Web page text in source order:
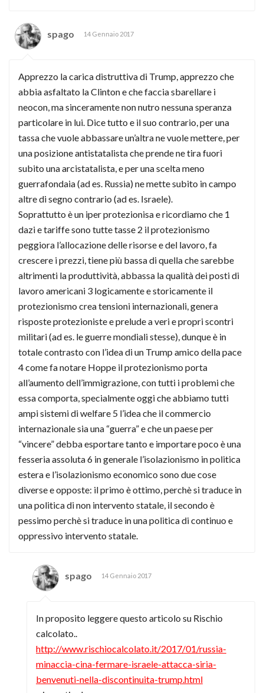
spago 14 Gennaio 2017
Apprezzo la carica distruttiva di Trump, apprezzo che
abbia asfaltato la Clinton e che faccia sbarellare i
neocon, ma sinceramente non nutro nessuna speranza
particolare in lui. Dice tutto e il suo contrario, per una
tassa che vuole abbassare un’altra ne vuole mettere, per
una posizione antistatalista che prende ne tira fuori
subito una arcistatalista, e per una scelta meno
guerrafondaia (ad es. Russia) ne mette subito in campo
altre di segno contrario (ad es. Israele).
Soprattutto è un iper protezionisa e ricordiamo che 1
dazi e tariffe sono tutte tasse 2 il protezionismo
peggiora l’allocazione delle risorse e del lavoro, fa
crescere i prezzi, tiene più bassa di quella che sarebbe
altrimenti la produttività, abbassa la qualità dei posti di
lavoro americani 3 logicamente e storicamente il
protezionismo crea tensioni internazionali, genera
risposte protezioniste e prelude a veri e propri scontri
militari (ad es. le guerre mondiali stesse), dunque è in
totale contrasto con l’idea di un Trump amico della pace
4 come fa notare Hoppe il protezionismo porta
all’aumento dell’immigrazione, con tutti i problemi che
essa comporta, specialmente oggi che abbiamo tutti
ampi sistemi di welfare 5 l’idea che il commercio
internazionale sia una “guerra” e che un paese per
“vincere” debba esportare tanto e importare poco è una
fesseria assoluta 6 in generale l’isolazionismo in politica
estera e l’isolazionismo economico sono due cose
diverse e opposte: il primo è ottimo, perchè si traduce in
una politica di non intervento statale, il secondo è
pessimo perchè si traduce in una politica di continuo e
oppressivo intervento statale.
spago 14 Gennaio 2017
In proposito leggere questo articolo su Rischio
calcolato..
http://www.rischiocalcolato.it/2017/01/russia-
minaccia-cina-fermare-israele-attacca-siria-
benvenuti-nella-discontinuita-trump.html